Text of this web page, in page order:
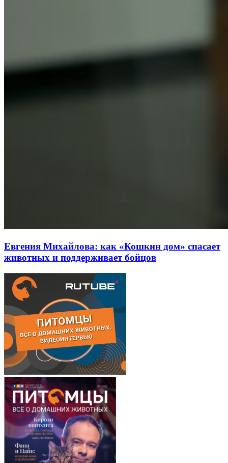
Евгения Михайлова: как «Кошкин дом» спасает
животных и поддерживает бойцов